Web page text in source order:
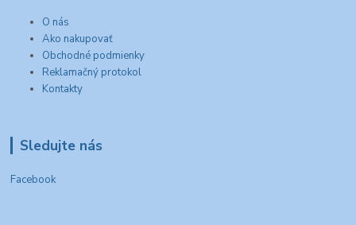
O nás
Ako nakupovať
Obchodné podmienky
Reklamačný protokol
Kontakty
Sledujte nás
Facebook